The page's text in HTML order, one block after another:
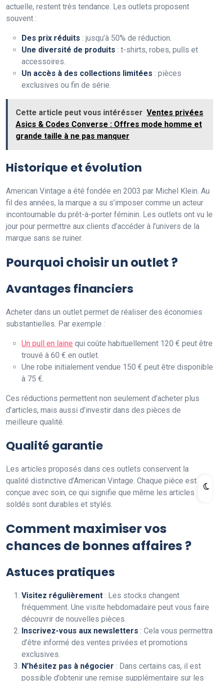
actuelle, restent très tendance. Les outlets proposent
souvent :
Des prix réduits : jusqu’à 50% de réduction.
Une diversité de produits : t-shirts, robes, pulls et
accessoires.
Un accès à des collections limitées : pièces
exclusives ou fin de série.
Cette article peut vous intérésser Ventes privées
Asics & Codes Converse : Offres mode homme et
grande taille à ne pas manquer
Historique et évolution
American Vintage a été fondée en 2003 par Michel Klein. Au
fil des années, la marque a su s’imposer comme un acteur
incontournable du prêt-à-porter féminin. Les outlets ont vu le
jour pour permettre aux clients d’accéder à l’univers de la
marque sans se ruiner.
Pourquoi choisir un outlet ?
Avantages financiers
Acheter dans un outlet permet de réaliser des économies
substantielles. Par exemple :
Un pull en laine qui coûte habituellement 120 € peut être
trouvé à 60 € en outlet.
Une robe initialement vendue 150 € peut être disponible
à 75 €.
Ces réductions permettent non seulement d’acheter plus
d’articles, mais aussi d’investir dans des pièces de
meilleure qualité.
Qualité garantie
Les articles proposés dans ces outlets conservent la
qualité distinctive d’American Vintage. Chaque pièce est
conçue avec soin, ce qui signifie que même les articles
soldés sont durables et stylés.
Comment maximiser vos
chances de bonnes affaires ?
Astuces pratiques
Visitez régulièrement : Les stocks changent
fréquemment. Une visite hebdomadaire peut vous faire
découvrir de nouvelles pièces.
Inscrivez-vous aux newsletters : Cela vous permettra
d’être informé des ventes privées et promotions
exclusives.
N’hésitez pas à négocier : Dans certains cas, il est
possible d’obtenir une remise supplémentaire sur les